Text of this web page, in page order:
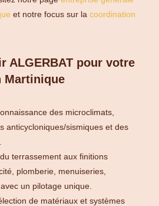
et notre focus sur la coordination
ALGERBAT pour votre
Martinique
des microclimats,
anticycloniques/sismiques et des
terrassement aux finitions
plomberie, menuiseries,
un pilotage unique.
de matériaux et systèmes